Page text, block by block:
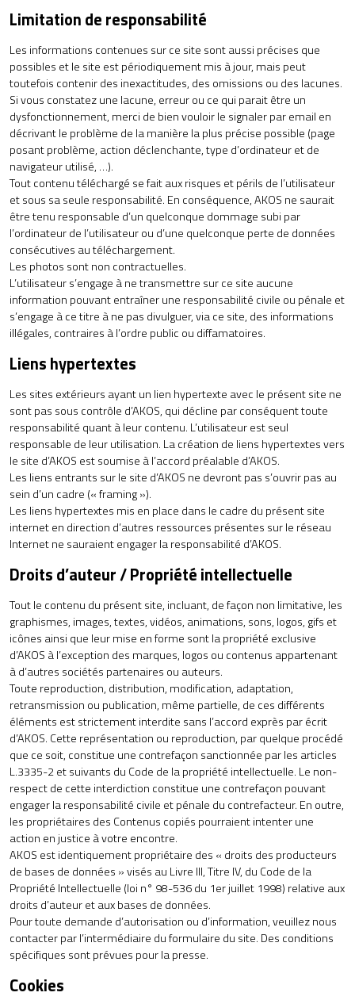
Limitation de responsabilité
Les informations contenues sur ce site sont aussi précises que
possibles et le site est périodiquement mis à jour, mais peut
toutefois contenir des inexactitudes, des omissions ou des lacunes.
Si vous constatez une lacune, erreur ou ce qui parait être un
dysfonctionnement, merci de bien vouloir le signaler par email en
décrivant le problème de la manière la plus précise possible (page
posant problème, action déclenchante, type d’ordinateur et de
navigateur utilisé, …).
Tout contenu téléchargé se fait aux risques et périls de l’utilisateur
et sous sa seule responsabilité. En conséquence, AKOS ne saurait
être tenu responsable d’un quelconque dommage subi par
l’ordinateur de l’utilisateur ou d’une quelconque perte de données
consécutives au téléchargement.
Les photos sont non contractuelles.
L’utilisateur s’engage à ne transmettre sur ce site aucune
information pouvant entraîner une responsabilité civile ou pénale et
s’engage à ce titre à ne pas divulguer, via ce site, des informations
illégales, contraires à l’ordre public ou diffamatoires.
Liens hypertextes
Les sites extérieurs ayant un lien hypertexte avec le présent site ne
sont pas sous contrôle d’AKOS, qui décline par conséquent toute
responsabilité quant à leur contenu. L’utilisateur est seul
responsable de leur utilisation. La création de liens hypertextes vers
le site d’AKOS est soumise à l’accord préalable d’AKOS.
Les liens entrants sur le site d’AKOS ne devront pas s’ouvrir pas au
sein d’un cadre (« framing »).
Les liens hypertextes mis en place dans le cadre du présent site
internet en direction d’autres ressources présentes sur le réseau
Internet ne sauraient engager la responsabilité d’AKOS.
Droits d’auteur / Propriété intellectuelle
Tout le contenu du présent site, incluant, de façon non limitative, les
graphismes, images, textes, vidéos, animations, sons, logos, gifs et
icônes ainsi que leur mise en forme sont la propriété exclusive
d’AKOS à l’exception des marques, logos ou contenus appartenant
à d’autres sociétés partenaires ou auteurs.
Toute reproduction, distribution, modification, adaptation,
retransmission ou publication, même partielle, de ces différents
éléments est strictement interdite sans l’accord exprès par écrit
d’AKOS. Cette représentation ou reproduction, par quelque procédé
que ce soit, constitue une contrefaçon sanctionnée par les articles
L.3335-2 et suivants du Code de la propriété intellectuelle. Le non-
respect de cette interdiction constitue une contrefaçon pouvant
engager la responsabilité civile et pénale du contrefacteur. En outre,
les propriétaires des Contenus copiés pourraient intenter une
action en justice à votre encontre.
AKOS est identiquement propriétaire des « droits des producteurs
de bases de données » visés au Livre III, Titre IV, du Code de la
Propriété Intellectuelle (loi n° 98-536 du 1er juillet 1998) relative aux
droits d’auteur et aux bases de données.
Pour toute demande d’autorisation ou d’information, veuillez nous
contacter par l’intermédiaire duformulaire du site. Des conditions
spécifiques sont prévues pour la presse.
Cookies